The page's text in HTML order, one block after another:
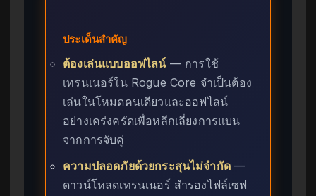
ประเด็นสำคัญ
ต้องเล่นแบบออฟไลน์— การใช้
เทรนเนอร์ใน Rogue Core จำเป็นต้อง
เล่นในโหมดคนเดียวและออฟไลน์
อย่างเคร่งครัดเพื่อหลีกเลี่ยงการแบน
จากการจับคู่
ความปลอดภัยด้วยกระสุนไม่จำกัด —
ดาวน์โหลดเทรนเนอร์ สำรองไฟล์เซฟ